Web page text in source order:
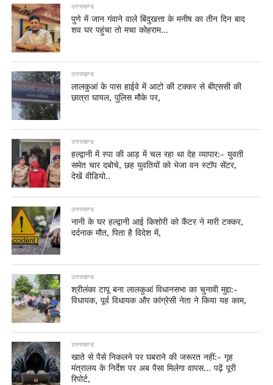
उत्तराखण्ड
पुणे में जान गंवाने वाले बिंदुखत्ता के मनीष का तीन दिन बाद
शव घर पहुंचा तो मचा कोहराम…
उत्तराखण्ड
लालकुआं के पास हाईवे में आटो की टक्कर से बीएससी की
छात्रा घायल, पुलिस मौके पर,
उत्तराखण्ड
हल्द्वानी में स्पा की आड़ में चल रहा था देह व्यापार:- युवती
समेत चार दबोचे, छह युवतियों को भेजा वन स्टॉप सेंटर,
देखें वीडियो..
उत्तराखण्ड
नानी के घर हल्द्वानी आई किशोरी को कैंटर ने मारी टक्कर,
दर्दनाक मौत, पिता है विदेश में,
उत्तराखण्ड
श्रीलंका टापू बना लालकुआं विधानसभा का चुनावी मुद्दा:-
विधायक, पूर्व विधायक और कांग्रेसी नेता ने किया यह काम,
उत्तराखण्ड
खाते से पैसे निकलने पर घबराने की जरूरत नहीं:- गृह
मंत्रालय के निर्देश पर अब पैसा मिलेगा वापस… पढ़ें पूरी
रिपोर्ट,